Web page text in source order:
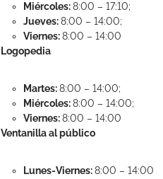
Miércoles:8:00 – 17:10;
Jueves:8:00 – 14:00;
Viernes:8:00 – 14:00
Logopedia
Martes:8:00 – 14:00;
Miércoles:8:00 – 14:00;
Viernes:8:00 – 14:00
Ventanilla al público
Lunes-Viernes:8:00 – 14:00